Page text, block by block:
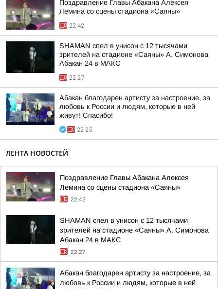
Поздравление Главы Абакана Алексея
Лемина со сцены стадиона «Саяны»
22:42
SHAMAN спел в унисон с 12 тысячами
зрителей на стадионе «Саяны» А. Симонова
Абакан 24 в МАКС
22:27
Абакан благодарен артисту за настроение, за
любовь к России и людям, которые в ней
живут! Спасибо!
22:25
ЛЕНТА НОВОСТЕЙ
Поздравление Главы Абакана Алексея
Лемина со сцены стадиона «Саяны»
22:42
SHAMAN спел в унисон с 12 тысячами
зрителей на стадионе «Саяны» А. Симонова
Абакан 24 в МАКС
22:27
Абакан благодарен артисту за настроение, за
любовь к России и людям, которые в ней